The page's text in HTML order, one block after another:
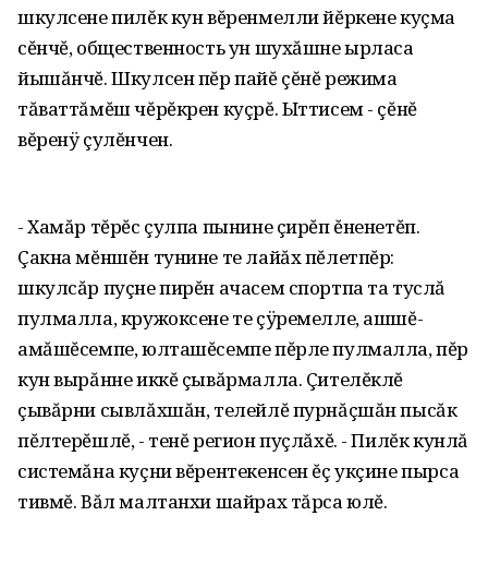
шкулсене пилĕк кун вĕренмелли йĕркене куçма
сĕнчĕ, общественность ун шухăшне ырласа
йышăнчĕ. Шкулсен пĕр пайĕ çĕнĕ режима
тăваттăмĕш чĕрĕкрен куçрĕ. Ыттисем - çĕнĕ
вĕренÿ çулĕнчен.
- Хамăр тĕрĕс çулпа пынине çирĕп ĕненетĕп.
Çакна мĕншĕн тунине те лайăх пĕлетпĕр:
шкулсăр пуçне пирĕн ачасем спортпа та туслă
пулмалла, кружоксене те çÿремелле, ашшĕ-
амăшĕсемпе, юлташĕсемпе пĕрле пулмалла, пĕр
кун вырăнне иккĕ çывăрмалла. Çителĕклĕ
çывăрни сывлăхшăн, телейлĕ пурнăçшăн пысăк
пĕлтерĕшлĕ, - тенĕ регион пуçлăхĕ. - Пилĕк кунлă
системăна куçни вĕрентекенсен ĕç укçине пырса
тивмĕ. Вăл малтанхи шайрах тăрса юлĕ.